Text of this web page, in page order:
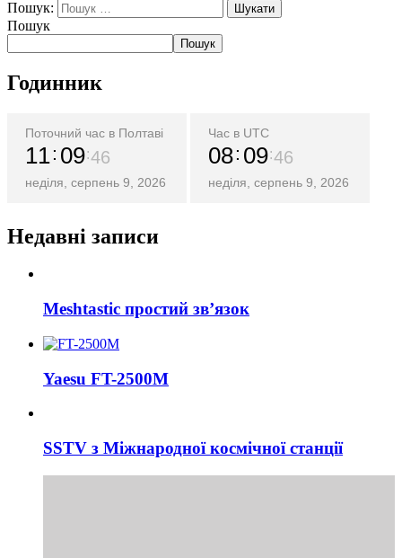
Пошук:
Пошук
Пошук
Годинник
Поточний час в Полтаві
11 09 46
неділя, серпень 9, 2026
Час в UTC
08 09 46
неділя, серпень 9, 2026
Недавні записи
Meshtastic простий зв’язок
Yaesu FT-2500M
SSTV з Міжнародної космічної станції